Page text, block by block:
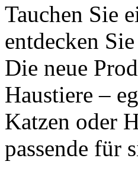
Tauchen Sie
entdecken
Die neue
Haustiere –
Katzen oder
passende für